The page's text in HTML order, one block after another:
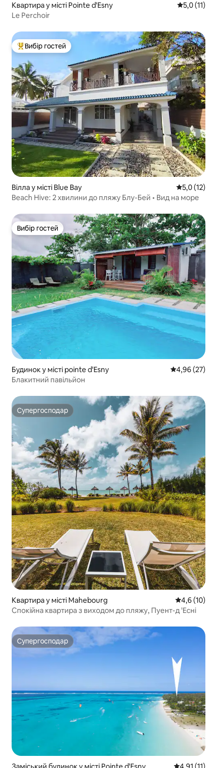
Квартира у місті Pointe d'Esny Середня
5,0 (11)
Le Perchoir
Топ вибір гостей
Вибір гостей
Вілла у місті Blue Bay Середня
5,0 (12)
Beach Hive: 2 хвилини до пляжу Блу-Бей • Вид на море
Вибір гостей
Вибір гостей
Будинок у місті pointe d'Esny Середня
4,96 (27)
Блакитний павільйон
Супергосподар
Супергосподар
Квартира у місті Mahebourg Середня
4,6 (10)
Спокійна квартира з виходом до пляжу, Пуент-д 'Есні
Супергосподар
Супергосподар